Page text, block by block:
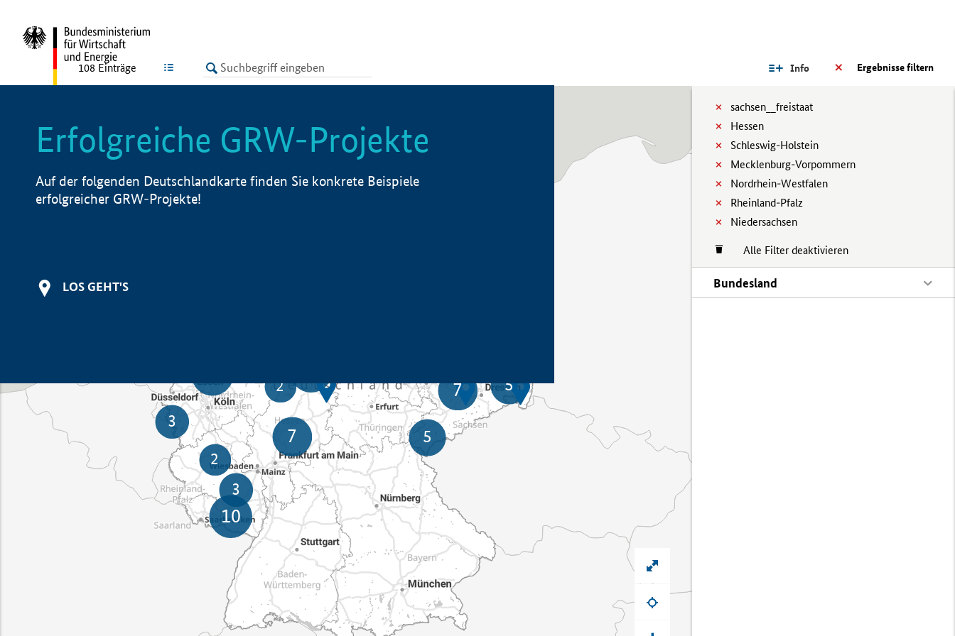
LISTE Ergebnisse filtern
Info
sachsen__freistaat
Hessen
Schleswig-Holstein
Mecklenburg-Vorpommern
Nordrhein-Westfalen
Rheinland-Pfalz
Niedersachsen
Alle Filter deaktivieren
Bundesland
108 Einträge
Erfolgreiche GRW-Projekte
Auf der folgenden Deutschlandkarte finden Sie konkrete Beispiele
erfolgreicher GRW-Projekte!
LOS GEHT'S